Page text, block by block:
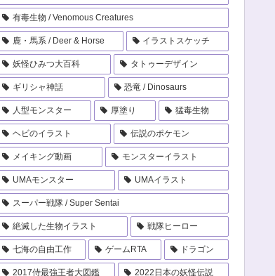
有毒生物 / Venomous Creatures
鹿・馬系 / Deer & Horse イラストスケッチ
妖怪ひみつ大百科 タトゥーデザイン
ギリシャ神話 恐竜 / Dinosaurs
人型モンスター 厚塗り 猛毒生物
ヘビのイラスト 伝説のポケモン
メイキング動画 モンスターイラスト
UMAモンスター UMAイラスト
スーパー戦隊 / Super Sentai
絶滅した生物イラスト 戦隊ヒーロー
七海の自由工作 ゲームRTA ドラゴン
2017侍最強王者大図鑑 2022日本の妖怪伝説